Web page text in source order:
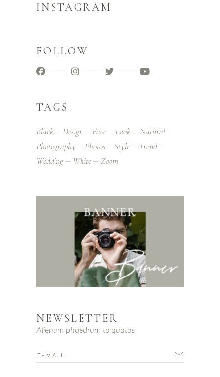
INSTAGRAM
FOLLOW
TAGS
Black Design Face Look
Natural
Photography
Photos Style
Trend
Wedding
White Zoom
NEWSLETTER
Alienum phaedrum torquatos